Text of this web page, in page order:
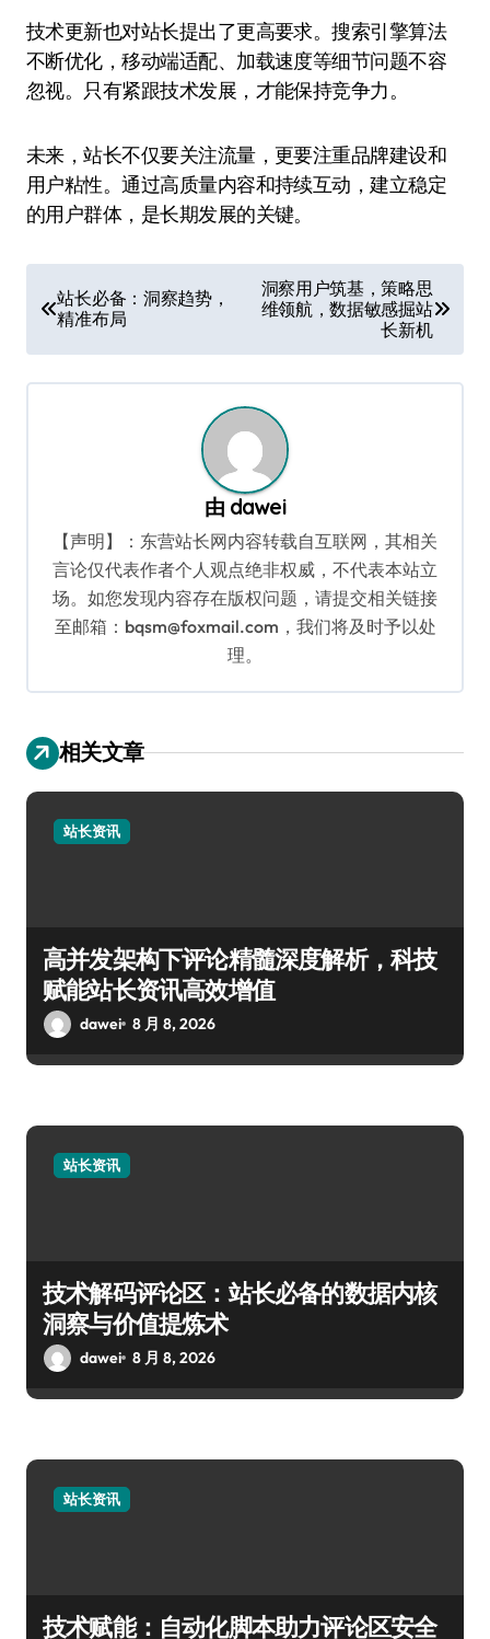
技术更新也对站长提出了更高要求。搜索引擎算法
不断优化，移动端适配、加载速度等细节问题不容
忽视。只有紧跟技术发展，才能保持竞争力。
未来，站长不仅要关注流量，更要注重品牌建设和
用户粘性。通过高质量内容和持续互动，建立稳定
的用户群体，是长期发展的关键。
章
导
航
站长必备：洞察趋势，
精准布局
洞察用户筑基，策略思
维领航，数据敏感掘站
长新机
由 dawei
【声明】：东营站长网内容转载自互联网，其相关
言论仅代表作者个人观点绝非权威，不代表本站立
场。如您发现内容存在版权问题，请提交相关链接
至邮箱：bqsm@foxmail.com，我们将及时予以处
理。
相关文章
站长资讯
高并发架构下评论精髓深度解析，科技
赋能站长资讯高效增值
dawei 8 月 8, 2026
站长资讯
技术解码评论区：站长必备的数据内核
洞察与价值提炼术
dawei 8 月 8, 2026
站长资讯
技术赋能：自动化脚本助力评论区安全